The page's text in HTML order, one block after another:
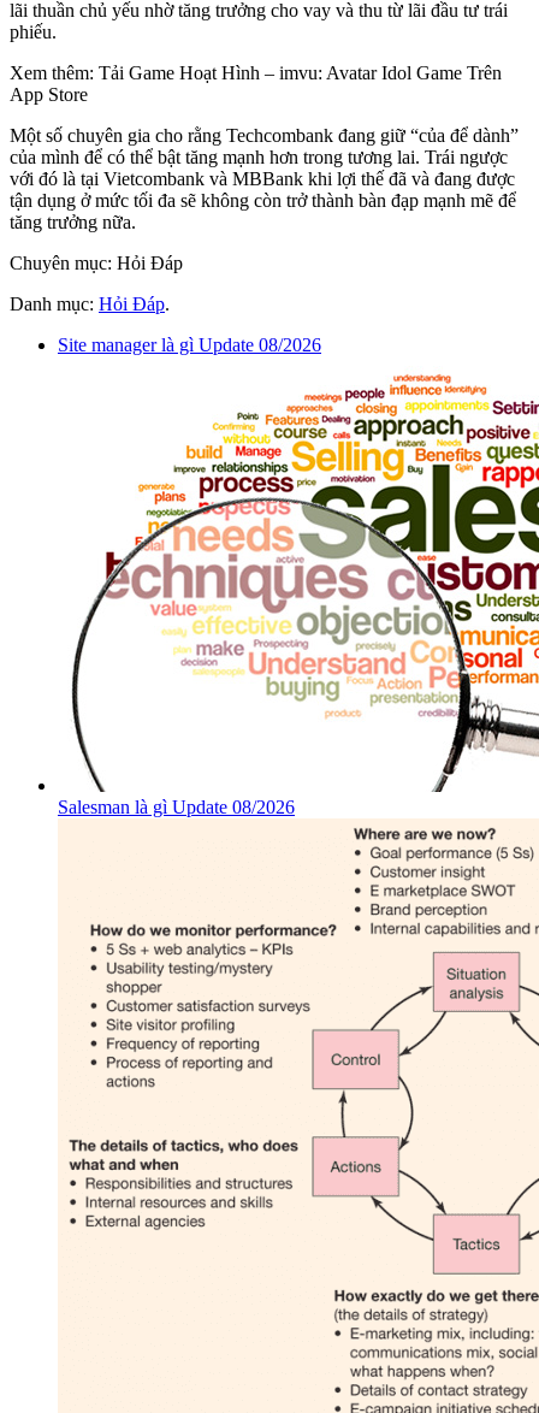
lãi thuần chủ yếu nhờ tăng trưởng cho vay và thu từ lãi đầu tư trái
phiếu.
Xem thêm: Tải Game Hoạt Hình – ‎imvu: Avatar Idol Game Trên
App Store
Một số chuyên gia cho rằng Techcombank đang giữ “của để dành”
của mình để có thể bật tăng mạnh hơn trong tương lai. Trái ngược
với đó là tại Vietcombank và MBBank khi lợi thế đã và đang được
tận dụng ở mức tối đa sẽ không còn trở thành bàn đạp mạnh mẽ để
tăng trưởng nữa.
Chuyên mục: Hỏi Đáp
Danh mục: Hỏi Đáp.
Site manager là gì Update 08/2026
Salesman là gì Update 08/2026